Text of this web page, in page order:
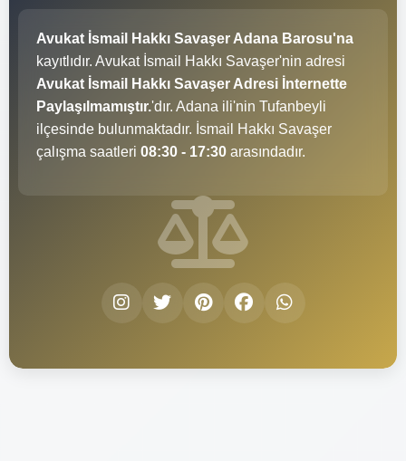
Avukat İsmail Hakkı Savaşer Adana Barosu'na
kayıtlıdır. Avukat İsmail Hakkı Savaşer'nin adresi
Avukat İsmail Hakkı Savaşer Adresi İnternette
Paylaşılmamıştır.'dır. Adana ili'nin Tufanbeyli
ilçesinde bulunmaktadır. İsmail Hakkı Savaşer
çalışma saatleri 08:30 - 17:30 arasındadır.